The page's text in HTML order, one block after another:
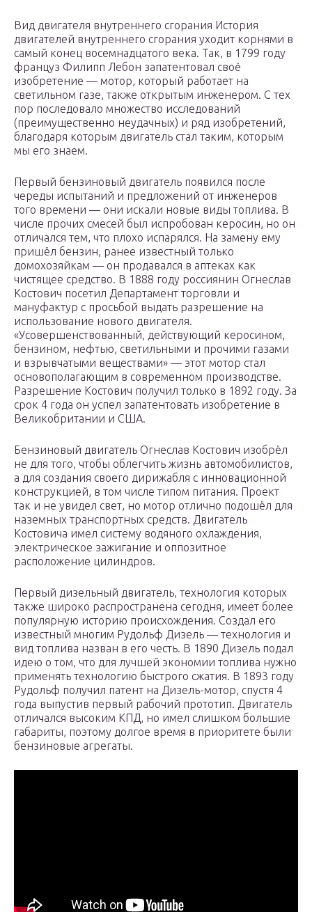
Вид двигателя внутреннего сгорания История
двигателей внутреннего сгорания уходит корнями в
самый конец восемнадцатого века. Так, в 1799 году
француз Филипп Лебон запатентовал своё
изобретение — мотор, который работает на
светильном газе, также открытым инженером. С тех
пор последовало множество исследований
(преимущественно неудачных) и ряд изобретений,
благодаря которым двигатель стал таким, которым
мы его знаем.
Первый бензиновый двигатель появился после
череды испытаний и предложений от инженеров
того времени — они искали новые виды топлива. В
числе прочих смесей был испробован керосин, но он
отличался тем, что плохо испарялся. На замену ему
пришёл бензин, ранее известный только
домохозяйкам — он продавался в аптеках как
чистящее средство. В 1888 году россиянин Огнеслав
Костович посетил Департамент торговли и
мануфактур с просьбой выдать разрешение на
использование нового двигателя.
«Усовершенствованный, действующий керосином,
бензином, нефтью, светильными и прочими газами
и взрывчатыми веществами» — этот мотор стал
основополагающим в современном производстве.
Разрешение Костович получил только в 1892 году. За
срок 4 года он успел запатентовать изобретение в
Великобритании и США.
Бензиновый двигатель Огнеслав Костович изобрёл
не для того, чтобы облегчить жизнь автомобилистов,
а для создания своего дирижабля с инновационной
конструкцией, в том числе типом питания. Проект
так и не увидел свет, но мотор отлично подошёл для
наземных транспортных средств. Двигатель
Костовича имел систему водяного охлаждения,
электрическое зажигание и оппозитное
расположение цилиндров.
Первый дизельный двигатель, технология которых
также широко распространена сегодня, имеет более
популярную историю происхождения. Создал его
известный многим Рудольф Дизель — технология и
вид топлива назван в его честь. В 1890 Дизель подал
идею о том, что для лучшей экономии топлива нужно
применять технологию быстрого сжатия. В 1893 году
Рудольф получил патент на Дизель-мотор, спустя 4
года выпустив первый рабочий прототип. Двигатель
отличался высоким КПД, но имел слишком большие
габариты, поэтому долгое время в приоритете были
бензиновые агрегаты.